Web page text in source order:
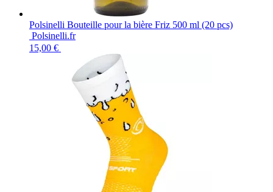
Polsinelli Bouteille pour la bière Friz 500 ml (20 pcs)
Polsinelli.fr
15,00 €